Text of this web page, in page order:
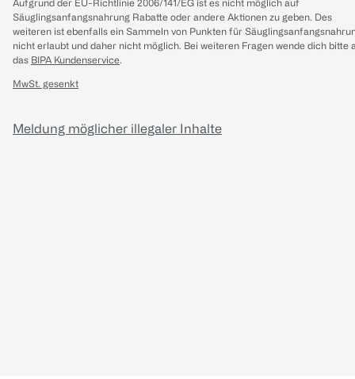
Aufgrund der EU-Richtlinie 2006/141/EG ist es nicht möglich auf
Säuglingsanfangsnahrung Rabatte oder andere Aktionen zu geben. Des
weiteren ist ebenfalls ein Sammeln von Punkten für
nicht erlaubt und daher nicht möglich. Bei weiteren Fragen wende dich bitte
das BIPA Kundenservice.
MwSt. gesenkt
Meldung möglicher illegaler Inhalte